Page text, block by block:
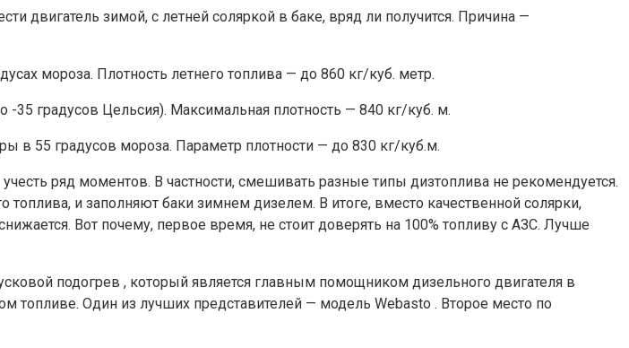
двигатель зимой, с летней соляркой в баке, вряд ли получится. Причина —
мороза. Плотность летнего топлива — до 860 кг/куб. метр.
градусов Цельсия). Максимальная плотность — 840 кг/куб. м.
в 55 градусов мороза. Параметр плотности — до 830 кг/куб.м.
ряд моментов. В частности, смешивать разные типы дизтоплива не рекомендуется.
и заполняют баки зимнем дизелем. В итоге, вместо качественной солярки,
Вот почему, первое время, не стоит доверять на 100% топливу с АЗС. Лучше
подогрев , который является главным помощником дизельного двигателя в
топливе. Один из лучших представителей — модель Webasto . Второе место по